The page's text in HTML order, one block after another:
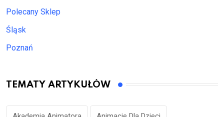
Polecany Sklep
Śląsk
Poznań
TEMATY ARTYKUŁÓW